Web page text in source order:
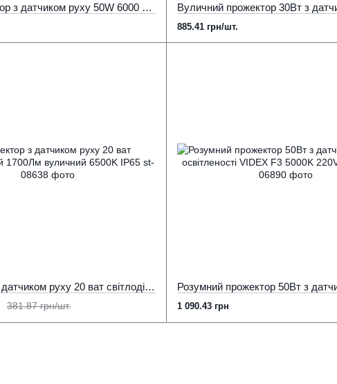
Лед прожектор з датчиком руху 50W 6000 Lm 5000К LED-STORY (ремонтопридатний)
885.41 грн/шт.
Прожектор з датчиком руху 20 ват світлодіодний 1700Лм вуличний 6500K IP65
381.87 грн/шт. 1 090.43 грн